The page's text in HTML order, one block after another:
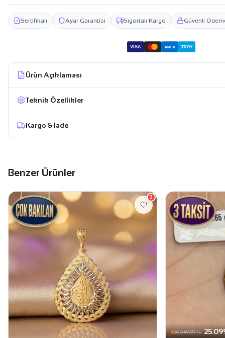
Sertifikalı Ayar Garantisi Sigortalı Kargo Güvenli
VISA AMEX TROY
Ürün Açıklaması
Teknik Özellikler
Kargo & İade
Benzer Ürünler
3
26.049,99 TL